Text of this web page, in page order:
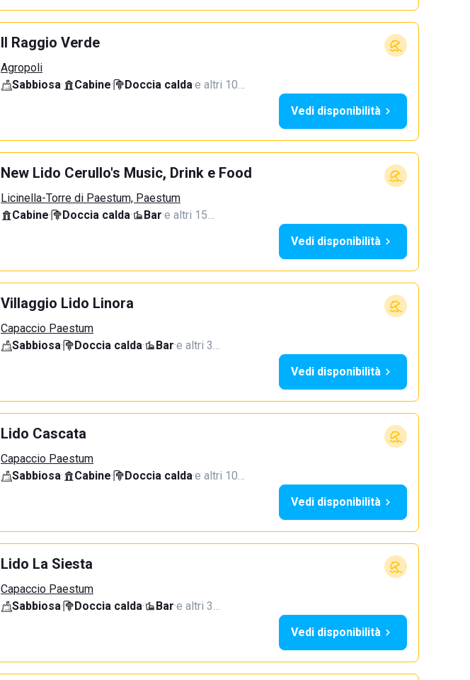
Il Raggio Verde
Agropoli
Sabbiosa· Cabine· Doccia calda·e altri 10…
Vedi disponibilità
New Lido Cerullo's Music, Drink e Food
Licinella-Torre di Paestum, Paestum
Cabine· Doccia calda· Bar·e altri 15…
Vedi disponibilità
Villaggio Lido Linora
Capaccio Paestum
Sabbiosa· Doccia calda· Bar·e altri 3…
Vedi disponibilità
Lido Cascata
Capaccio Paestum
Sabbiosa· Cabine· Doccia calda·e altri 10…
Vedi disponibilità
Lido La Siesta
Capaccio Paestum
Sabbiosa· Doccia calda· Bar·e altri 3…
Vedi disponibilità